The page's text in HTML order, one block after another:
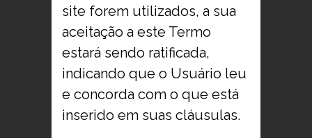
site forem utilizados, a sua
aceitação a este Termo
estará sendo ratificada,
indicando que o Usuário leu
e concorda com o que está
inserido em suas cláusulas.